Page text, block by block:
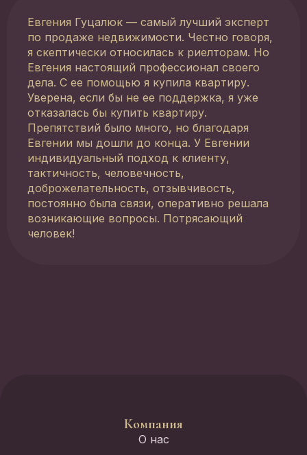
Евгения Гуцалюк — самый лучший эксперт
по продаже недвижимости. Честно говоря,
я скептически относилась к риелторам. Но
Евгения настоящий профессионал своего
дела. С ее помощью я купила квартиру.
Уверена, если бы не ее поддержка, я уже
отказалась бы купить квартиру.
Препятствий было много, но благодаря
Евгении мы дошли до конца. У Евгении
индивидуальный подход к клиенту,
тактичность, человечность,
доброжелательность, отзывчивость,
постоянно была связи, оперативно решала
возникающие вопросы. Потрясающий
человек!
Компания
О нас